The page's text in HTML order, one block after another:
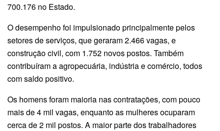
700.176 no Estado.
O desempenho foi impulsionado principalmente pelos
setores de serviços, que geraram 2.466 vagas, e
construção civil, com 1.752 novos postos. Também
contribuíram a agropecuária, indústria e comércio, todos
com saldo positivo.
Os homens foram maioria nas contratações, com pouco
mais de 4 mil vagas, enquanto as mulheres ocuparam
cerca de 2 mil postos. A maior parte dos trabalhadores